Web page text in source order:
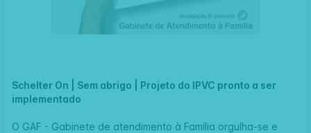
Schelter On | Sem abrigo | Projeto do IPVC pronto a ser
implementado
O GAF - Gabinete de atendimento à Família orgulha-se e